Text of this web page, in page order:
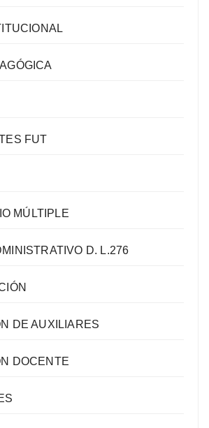
FUT
MÚLTIPLE
D. L.276
DE AUXILIARES
DOCENTE